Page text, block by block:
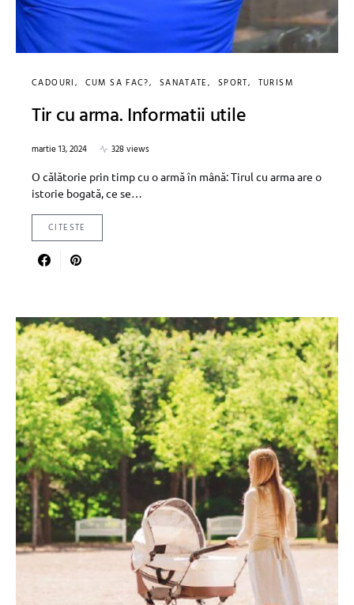
CADOURI CUM SA FAC? SANATATE SPORT TURISM
Tir cu arma. Informatii utile
martie 13, 2024
328 views
O călătorie prin timp cu o armă în mână: Tirul cu arma are o
istorie bogată, ce se…
CITESTE